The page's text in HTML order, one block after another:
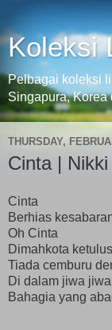
Koleksi
Pelbagai koleksi
Singapura, Korea
THURSDAY,
Cinta | Nikki
Cinta
Berhias
Oh Cinta
Dimahkota
Tiada cemburu
Di dalam jiwa
Bahagia yang